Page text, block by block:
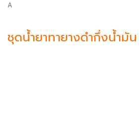
A
ชุดน้ำยาทายางดำกึ่งน้ำมั